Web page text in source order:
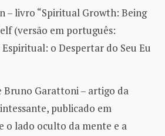
– livro “Spiritual Growth: Being
(versão em português:
o Despertar do Seu Eu
Bruno Garattoni – artigo da
publicado em
o lado oculto da mente e a